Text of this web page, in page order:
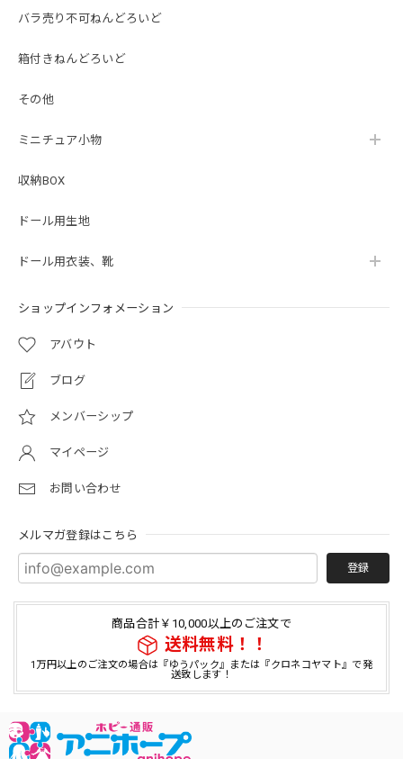
バラ売り不可ねんどろいど
箱付きねんどろいど
その他
ミニチュア小物
収納BOX
ドール用生地
ドール用衣装、靴
ショップインフォメーション
アバウト
ブログ
メンバーシップ
マイページ
お問い合わせ
メルマガ登録はこちら
登録
商品合計￥10,000以上のご注文で
送料無料！！
1万円以上のご注文の場合は『ゆうパック』または『クロネコヤマト』で発
送致します！